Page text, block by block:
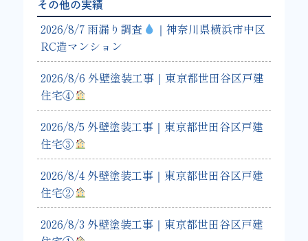
その他の実績
2026/8/7 雨漏り調査
｜神奈川県横浜市中区
RC造マンション
2026/8/6 外壁塗装工事｜東京都世田谷区戸建
住宅④
2026/8/5 外壁塗装工事｜東京都世田谷区戸建
住宅③
2026/8/4 外壁塗装工事｜東京都世田谷区戸建
住宅②
2026/8/3 外壁塗装工事｜東京都世田谷区戸建